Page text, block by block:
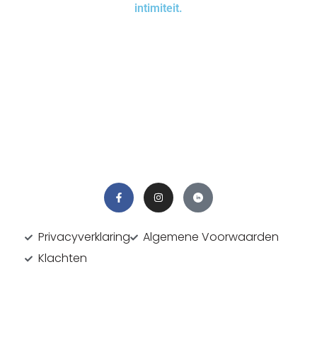
intimiteit.
Privacyverklaring
Algemene Voorwaarden
Klachten